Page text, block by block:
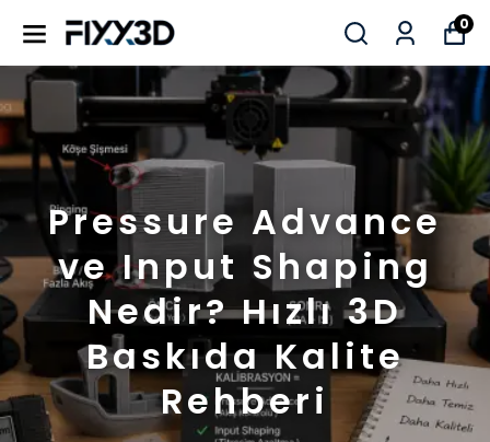
0
Pressure Advance
ve Input Shaping
Nedir? Hızlı 3D
Baskıda Kalite
Rehberi